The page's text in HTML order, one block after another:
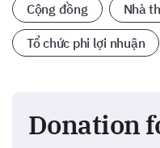
Cộng đồng Nhà
Tổ chức phi lợi nhuận
Donation